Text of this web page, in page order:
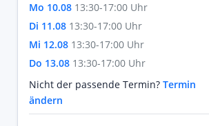
Mo 10.08 13:30-17:00 Uhr
Di 11.08 13:30-17:00 Uhr
Mi 12.08 13:30-17:00 Uhr
Do 13.08 13:30-17:00 Uhr
Nicht der passende Termin? Termin
ändern